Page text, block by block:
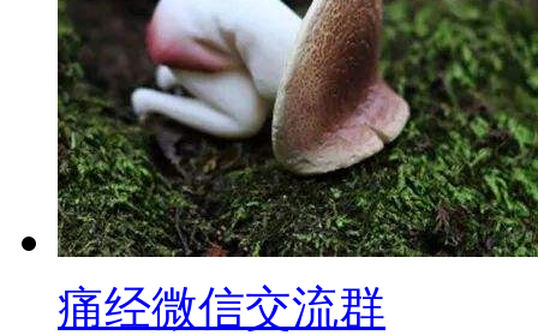
痛经微信交流群